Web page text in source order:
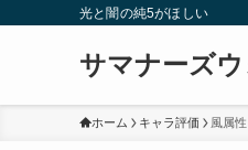
光と闇の純5がほしい
サマナーズ
ホーム キャラ評価 風属性